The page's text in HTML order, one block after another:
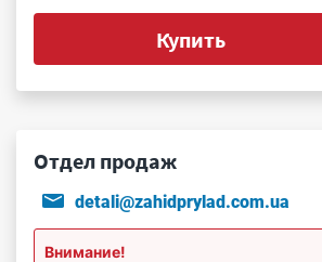
Купить
Отдел продаж
detali@zahidprylad.com.ua
Внимание!